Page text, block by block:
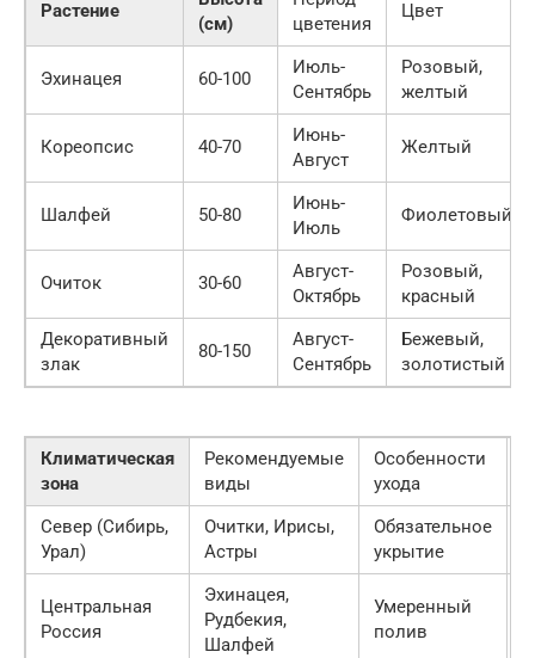
Растение
(см)
цветения
Цвет
Эхинацея 60-100
Июль-
Сентябрь
Розовый,
желтый
Кореопсис 40-70
Июнь-
Август
Желтый
Шалфей 50-80
Июнь-
Июль
Фиолетовый
Очиток 30-60
Август-
Октябрь
Розовый,
красный
Декоративный
злак
80-150
Август-
Сентябрь
Бежевый,
золотистый
Климатическая
зона
Рекомендуемые
виды
Особенности
ухода
Север (Сибирь,
Урал)
Очитки, Ирисы,
Астры
Обязательное
укрытие
Центральная
Россия
Эхинацея,
Рудбекия,
Шалфей
Умеренный
полив